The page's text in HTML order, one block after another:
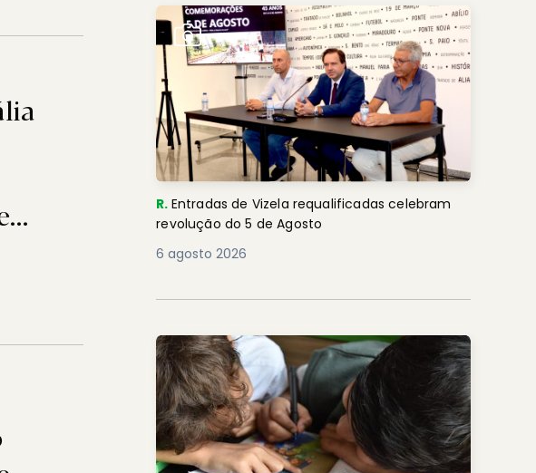
R. Entradas de Vizela requalificadas celebram
revolução do 5 de Agosto
6 agosto 2026